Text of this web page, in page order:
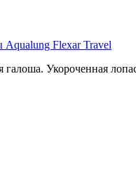
Aqualung Flexar Travel
галоша. Укороченная